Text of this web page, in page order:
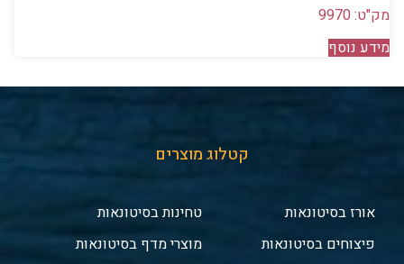
מק"ט: 9970
מידע נוסף
קטלוג מוצרים
אורז בסיטונאות
פיצוחים בסיטונאות
טחינות בסיטונאות
מוצרי מדף בסיטונאות